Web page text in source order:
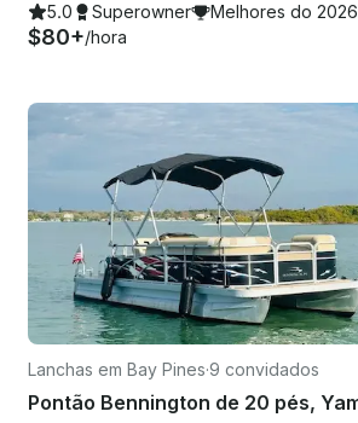
5.0 Superowner Melhores do 2026
$80+/hora
Lanchas em Bay Pines·9 convidados